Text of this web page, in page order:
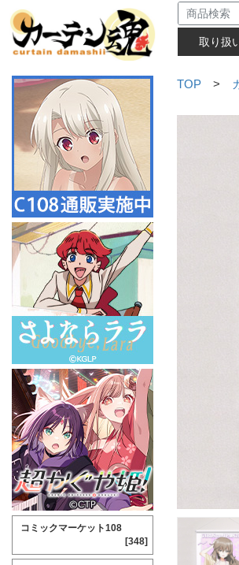
取り扱
TOP >
コミックマーケット108
[348]